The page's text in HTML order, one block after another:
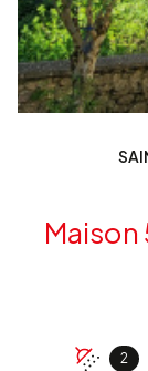
Maison 5 pièce(s) 4 chambre(s)
2